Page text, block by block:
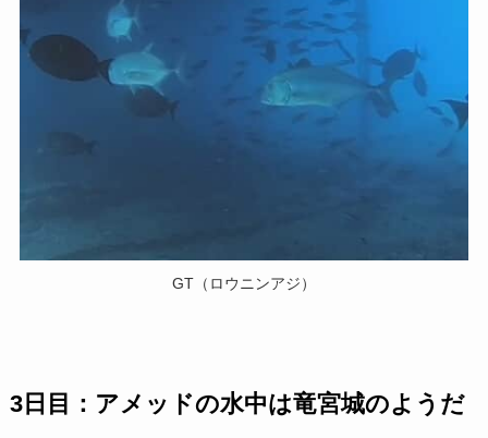
GT（ロウニンアジ）
3日目：アメッドの水中は竜宮城のようだ